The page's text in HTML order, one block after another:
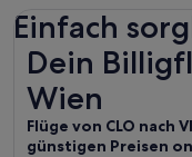
Einfach
Dein
Wien
Flüge von CLO nach
günstigen Preisen
Dein Billigflug von